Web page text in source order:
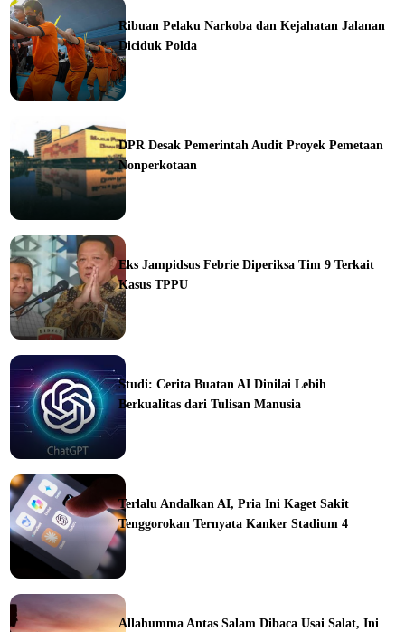
Ribuan Pelaku Narkoba dan Kejahatan Jalanan
Diciduk Polda
DPR Desak Pemerintah Audit Proyek Pemetaan
Nonperkotaan
Eks Jampidsus Febrie Diperiksa Tim 9 Terkait
Kasus TPPU
Studi: Cerita Buatan AI Dinilai Lebih
Berkualitas dari Tulisan Manusia
Terlalu Andalkan AI, Pria Ini Kaget Sakit
Tenggorokan Ternyata Kanker Stadium 4
Allahumma Antas Salam Dibaca Usai Salat, Ini